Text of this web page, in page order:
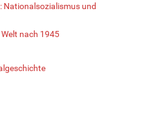
Nationalsozialismus und
nach 1945